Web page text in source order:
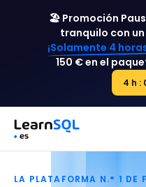
🏖️ Promoción
tranquilo con
¡Solamente 4
150 € en el
4 h :
4 h :
LA PLATAFORMA N.° 1 DE